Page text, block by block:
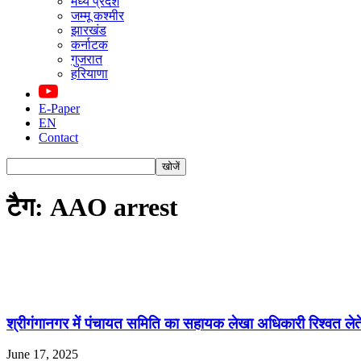
जम्मू कश्मीर
झारखंड
कर्नाटक
गुजरात
हरियाणा
E-Paper
EN
Contact
टैग: AAO arrest
श्रीगंगानगर में पंचायत समिति का सहायक लेखा अधिकारी रिश्वत
June 17, 2025